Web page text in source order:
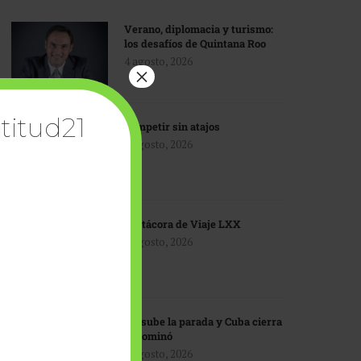
Verano, diplomacia y turismo:
los desafíos de Quintana Roo
4 agosto, 2026
Competir sin atajos
4 agosto, 2026
Bitácora de Viaje LXX
3 agosto, 2026
EU sube la parada y Cuba cierra
el dominó
3 agosto, 2026
×